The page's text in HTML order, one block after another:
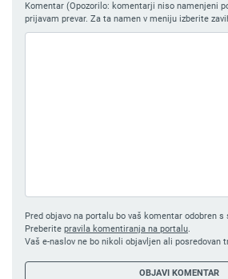
Komentar (Opozorilo: komentarji niso namenjeni
prijavam prevar. Za ta namen v meniju izberite
Pred objavo na portalu bo vaš komentar odobren
Preberite pravila komentiranja na portalu.
Vaš e-naslov ne bo nikoli objavljen ali posredovan